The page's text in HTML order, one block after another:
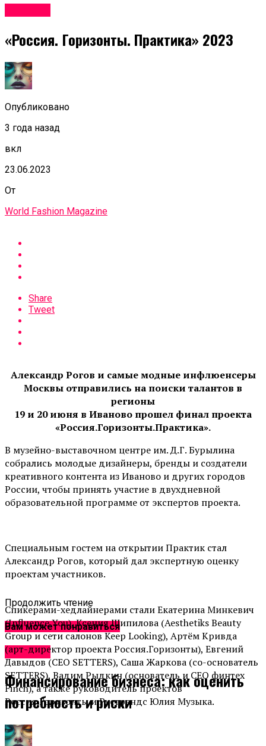
«Россия. Горизонты. Практика» 2023
Опубликовано
3 года назад
вкл
23.06.2023
От
World Fashion Magazine
Share
Tweet
Александр Рогов и самые модные инфлюенсеры
Москвы отправились на поиски талантов в
регионы
19 и 20 июня в Иваново прошел финал проекта
«Россия.Горизонты.Практика».
В музейно-выставочном центре им. Д.Г. Бурылина
собрались молодые дизайнеры, бренды и создатели
креативного контента из Иваново и других городов
России, чтобы принять участие в двухдневной
образовательной программе от экспертов проекта.
Специальным гостем на открытии Практик стал
Александр Рогов, который дал экспертную оценку
проектам участников.
Спикерами-хедлайнерами стали Екатерина Минкевич
(Influence You), Ксения Шипилова (Aesthetiks Beauty
Group и сети салонов Keep Looking), Артём Кривда
(арт-директор проекта Россия.Горизонты), Евгений
Давыдов (CEO SETTERS), Саша Жаркова (со-основатель
SETTERS), Вадим Рыдкин (основатель и CEO финтех
Finch), а также руководитель проектов
Россия.Горизонты и Рустрендс Юлия Музыка.
Продолжить чтение
Вам может понравиться
Новости
Финансирование бизнеса: как оценить
потребность и риски